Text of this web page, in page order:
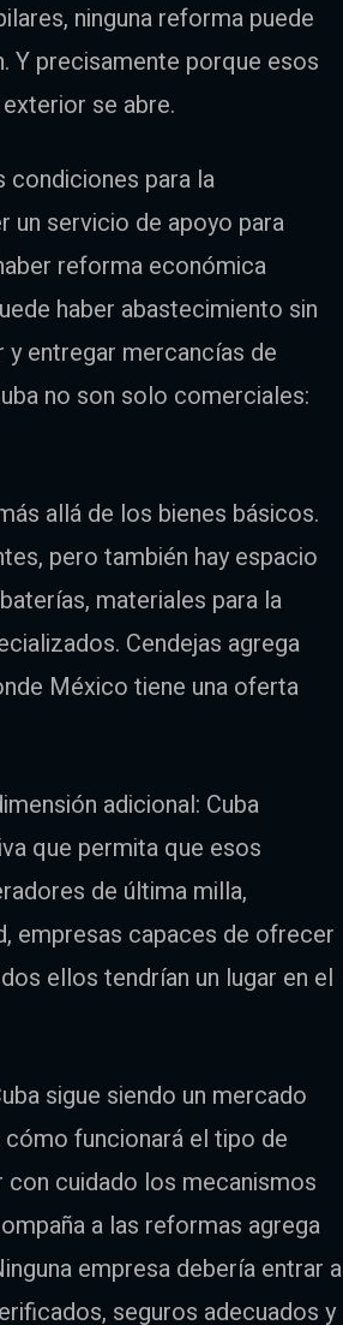
ninguna reforma puede
Y precisamente porque esos
se abre.
condiciones para la
un servicio de apoyo para
reforma económica
haber abastecimiento sin
entregar mercancías de
no son solo comerciales:
allá de los bienes básicos.
pero también hay espacio
materiales para la
Cendejas agrega
México tiene una oferta
adicional: Cuba
que permita que esos
de última milla,
empresas capaces de ofrecer
ellos tendrían un lugar en el
sigue siendo un mercado
funcionará el tipo de
cuidado los mecanismos
a las reformas agrega
empresa debería entrar a
seguros adecuados y